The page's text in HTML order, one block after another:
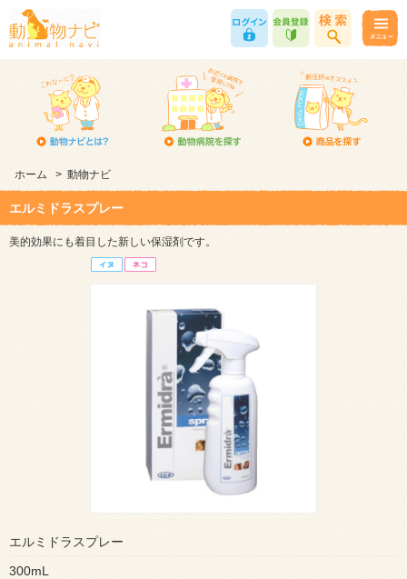
ホーム > 動物ナビ
エルミドラスプレー
美的効果にも着目した新しい保湿剤です。
エルミドラスプレー
300mL